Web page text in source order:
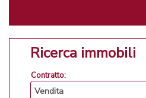
Ricerca immobili
Contratto: